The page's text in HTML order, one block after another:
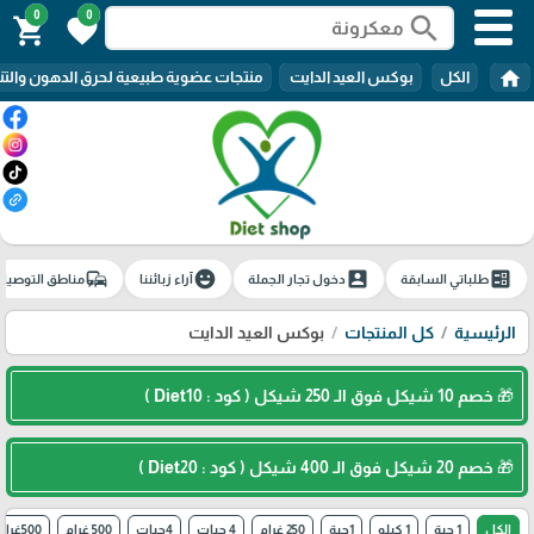
search
0
favorite
0
shopping_cart
home الكل بوكس العيد الدايت منتجات عضوية طبيعية لحرق الدهون
ballotطلباتي السابقة account_boxدخول تجار الجملة emoji_emotionsآراء زبائننا commuteمناطق
الرئيسية كل المنتجات بوكس العيد الدايت
🎁 خصم 10 شيكل فوق الـ 250 شيكل ( كود : Diet10 )
🎁 خصم 20 شيكل فوق الـ 400 شيكل ( كود : Diet20 )
الكل 1 حبة 1 كيلو 1حبة 250 غرام 4 حبات 4حبات 500 غرام 500غرام